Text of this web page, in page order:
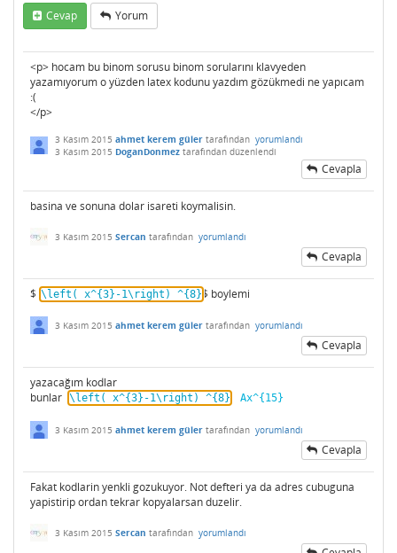
Cevap Yorum
<p> hocam bu binom sorusu binom sorularını klavyeden
yazamıyorum o yüzden latex kodunu yazdım gözükmedi ne yapıcam
:(
</p>
3 Kasım 2015 ahmet kerem güler tarafından yorumlandı
3 Kasım 2015 DoganDonmez tarafından düzenlendi
Cevapla
basina ve sonuna dolar isareti koymalisin.
3 Kasım 2015 Sercan tarafından yorumlandı
Cevapla
$ \left( x^{3}-1\right) ^{8}$ boylemi
3 Kasım 2015 ahmet kerem güler tarafından yorumlandı
Cevapla
yazacağım kodlar
bunlar \left( x^{3}-1\right) ^{8} Ax^{15}
3 Kasım 2015 ahmet kerem güler tarafından yorumlandı
Cevapla
Fakat kodlarin yenkli gozukuyor. Not defteri ya da adres cubuguna
yapistirip ordan tekrar kopyalarsan duzelir.
3 Kasım 2015 Sercan tarafından yorumlandı